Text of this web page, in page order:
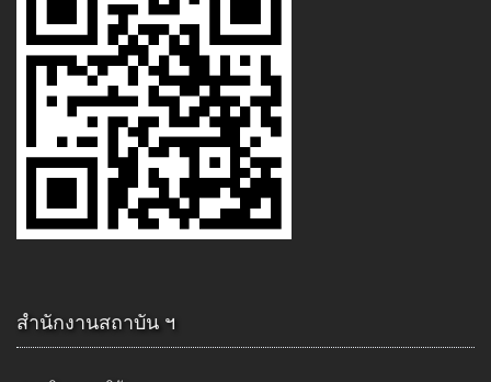
สำนักงานสถาบัน ฯ